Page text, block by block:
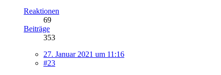
Reaktionen
69
Beiträge
353
27. Januar 2021 um 11:16
#23